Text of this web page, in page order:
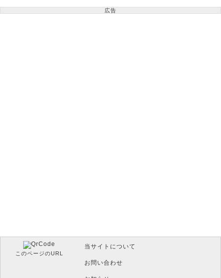
広告
このページのURL
当サイトについて
お問い合わせ